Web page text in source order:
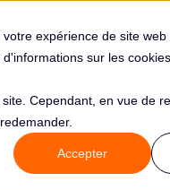
expérience de site
sur les
Cependant, en vue de
Accepter
Tarifs Clients